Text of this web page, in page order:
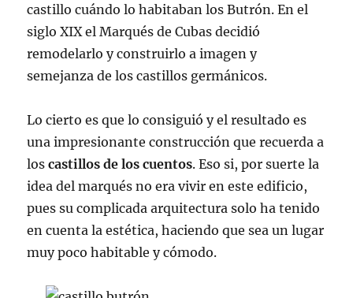
castillo cuándo lo habitaban los Butrón. En el
siglo XIX el Marqués de Cubas decidió
remodelarlo y construirlo a imagen y
semejanza de los castillos germánicos.
Lo cierto es que lo consiguió y el resultado es
una impresionante construcción que recuerda a
loscastillos de los cuentos. Eso si, por suerte la
idea del marqués no era vivir en este edificio,
pues su complicada arquitectura solo ha tenido
en cuenta la estética, haciendo que sea un lugar
muy poco habitable y cómodo.